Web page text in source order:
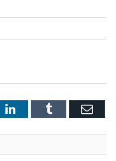
LinkedInTumblr Email